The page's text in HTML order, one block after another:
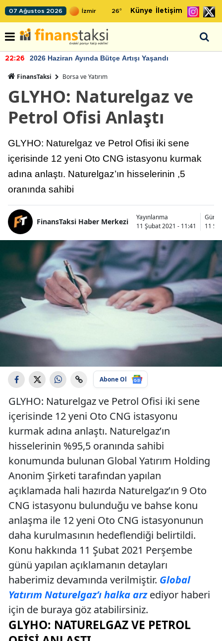
07 Ağustos 2026 26° Künye İletişim
22:26 2026 Haziran Ayında Bütçe Artışı Yaşandı
FinansTaksi Borsa ve Yatırım
GLYHO: Naturelgaz ve
Petrol Ofisi Anlaştı
GLYHO: Naturelgaz ve Petrol Ofisi iki sene
içerisinde 12 yeni Oto CNG istasyonu kurmak
adına anlaştı. Naturelgaz’ın hisselerinin ,5
oranında sahibi
FinansTaksi Haber Merkezi
Yayınlanma
11 Şubat 2021 - 11:41
11
Abone Ol
GLYHO: Naturelgaz ve Petrol Ofisi iki sene
içerisinde 12 yeni Oto CNG istasyonu
kurmak adına anlaştı. Naturelgaz’ın
hisselerinin %95,5 oranında sahibi
konumunda bulunan Global Yatırım Holding
Anonim Şirketi tarafından yapılan
açıklamada hali hazırda Naturelgaz’ın 9 Oto
CNG istasyonu bulunduğu ve bahse konu
anlaşma ile 12 yeni Oto CNG istasyonunun
daha kurulmasının hedeflendiği belirtildi.
Konu hakkında 11 Şubat 2021 Perşembe
günü yapılan açıklamanın detayları
haberimiz devamında verilmiştir. Global
Yatırım Naturelgaz’ı halka arz ediyor haberi
için de buraya göz atabilirsiniz.
GLYHO: NATURELGAZ VE PETROL